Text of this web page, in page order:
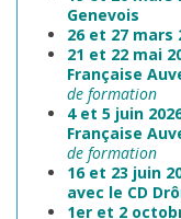
Genevois
26 et 27 mars
21 et 22 mai
Française
de formation
4 et 5 juin
Française
de formation
16 et 23 juin
avec le CD
1er et 2